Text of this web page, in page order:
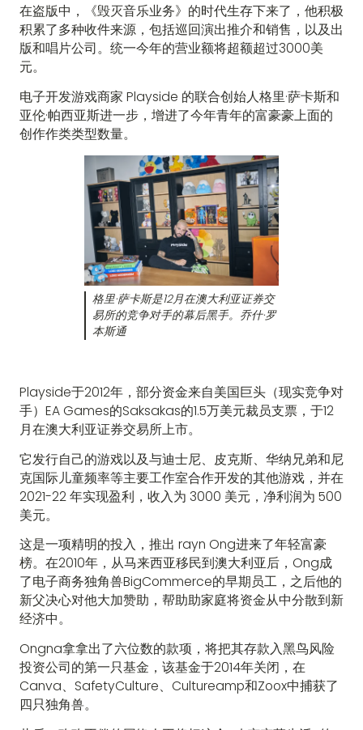
在盗版中，《毁灭音乐业务》的时代生存下来了，他积极
积累了多种收件来源，包括巡回演出推介和销售，以及出
版和唱片公司。统一今年的营业额将超额超过3000美
元。
电子开发游戏商家 Playside 的联合创始人格里·萨卡斯和
亚伦·帕西亚斯进一步，增进了今年青年的富豪豪上面的
创作作类类型数量。
格里·萨卡斯是12月在澳大利亚证券交
易所的竞争对手的幕后黑手。乔什·罗
本斯通
Playside于2012年，部分资金来自美国巨头（现实竞争对
手）EA Games的Saksakas的1.5万美元裁员支票，于12
月在澳大利亚证券交易所上市。
它发行自己的游戏以及与迪士尼、皮克斯、华纳兄弟和尼
克国际儿童频率等主要工作室合作开发的其他游戏，并在
2021-22 年实现盈利，收入为 3000 美元，净利润为 500
美元。
这是一项精明的投入，推出 rayn Ong进来了年轻富豪
榜。在2010年，从马来西亚移民到澳大利亚后，Ong成
了电子商务独角兽BigCommerce的早期员工，之后他的
新父决心对他大加赞助，帮助助家庭将资金从中分散到新
经济中。
Ongna拿拿出了六位数的款项，将把其存款入黑鸟风险
投资公司的第一只基金，该基金于2014年关闭，在
Canva、SafetyCulture、Cultureamp和Zoox中捕获了
四只独角兽。